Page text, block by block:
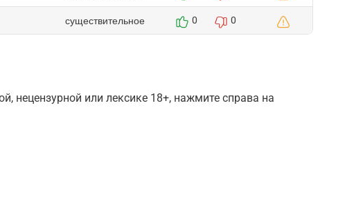
существительное 0 0
нецензурной или лексике 18+, нажмите справа на